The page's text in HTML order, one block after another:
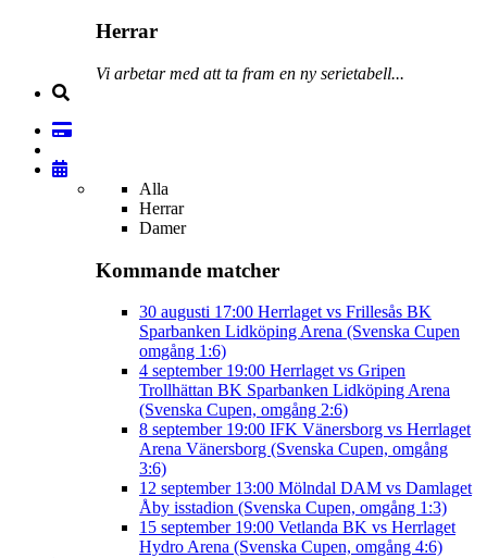
Herrar
Vi arbetar med att ta fram en ny serietabell...
Alla
Herrar
Damer
Kommande matcher
30 augusti 17:00 Herrlaget vs Frillesås BK
Sparbanken Lidköping Arena (Svenska Cupen
omgång 1:6)
4 september 19:00 Herrlaget vs Gripen
Trollhättan BK Sparbanken Lidköping Arena
(Svenska Cupen, omgång 2:6)
8 september 19:00 IFK Vänersborg vs Herrlaget
Arena Vänersborg (Svenska Cupen, omgång
3:6)
12 september 13:00 Mölndal DAM vs Damlaget
Åby isstadion (Svenska Cupen, omgång 1:3)
15 september 19:00 Vetlanda BK vs Herrlaget
Hydro Arena (Svenska Cupen, omgång 4:6)